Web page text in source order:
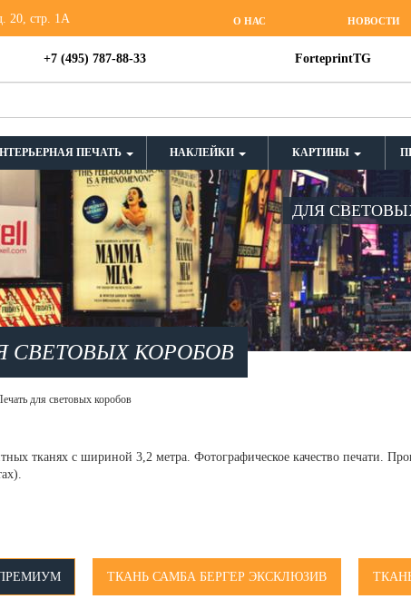
20, стр. 1А О НАС НОВОСТИ
+7 (495) 787-88-33 ForteprintTG
ПЕЧАТЬ НАКЛЕЙКИ КАРТИНЫ
СВЕТОВЫХ КОРОБОВ
ДЛЯ
для световых коробов
тканях с шириной 3,2 метра. Фотографическое качество печати.
ТКАНЬ САМБА БЕРГЕР ЭКСКЛЮЗИВ